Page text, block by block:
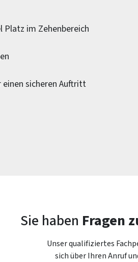
Platz im Zehenbereich
sicheren Auftritt
Sie haben Fragen
Unser qualifiziertes
sich über Ihren Anruf